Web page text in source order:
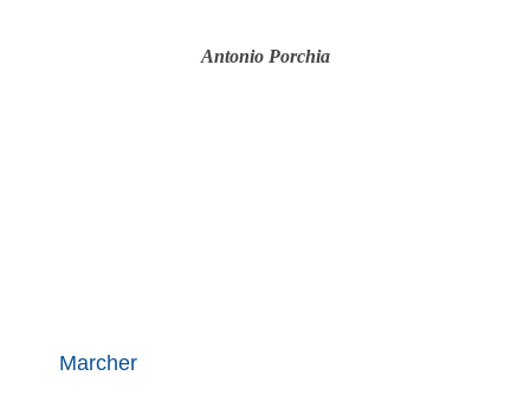
Antonio Porchia
Marcher